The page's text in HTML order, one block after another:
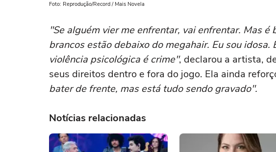
Foto: Reprodução/Record / Mais Novela
"Se alguém vier me enfrentar, vai enfrentar. Mas
brancos estão debaixo do megahair. Eu sou idosa.
violência psicológica é crime", declarou a artista,
seus direitos dentro e fora do jogo. Ela ainda
bater de frente, mas está tudo sendo gravado".
Notícias relacionadas